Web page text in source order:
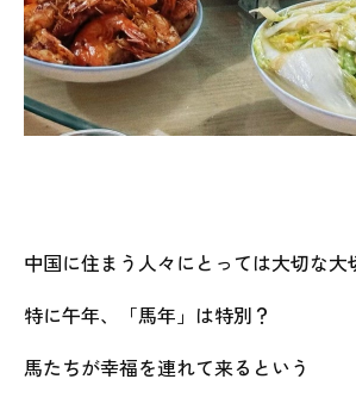
中国に住まう人々にとっては大切な大
特に午年、「馬年」は特別？
馬たちが幸福を連れて来るという